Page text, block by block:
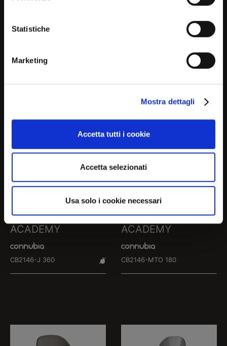
Statistiche
Marketing
Mostra dettagli
Accetta tutti i cookie
Accetta selezionati
Usa solo i cookie necessari
current products and
ACADEMY
CB2146-J 360
ACADEMY
CB2146-MTO 180